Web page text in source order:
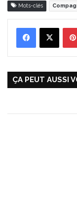
Mots-clés
ÇA PEUT AUSSI